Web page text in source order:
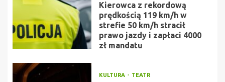
Kierowca z rekordową
prędkością 119 km/h w
strefie 50 km/h stracił
prawo jazdy i zapłaci 4000
zł mandatu
KULTURA TEATR